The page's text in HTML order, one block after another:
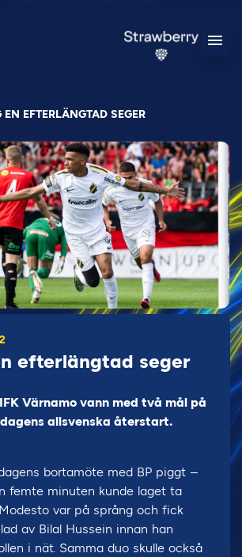
EFTERLÄNGTAD SEGER
efterlängtad seger
Värnamo vann med två mål på
allsvenska återstart.
bortamöte med BP piggt –
femte minuten kunde laget ta
var på språng och fick
av Bilal Hussein innan han
i nät. Samma duo skulle också